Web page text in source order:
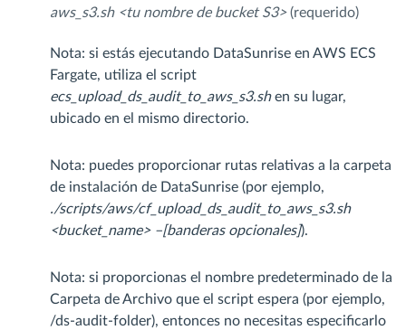
aws_s3.sh <tu nombre de bucket S3>(requerido)
Nota: si estás ejecutando DataSunrise en AWS ECS
Fargate, utiliza el script
ecs_upload_ds_audit_to_aws_s3.shen su lugar,
ubicado en el mismo directorio.
Nota: puedes proporcionar rutas relativas a la carpeta
de instalación de DataSunrise (por ejemplo,
./scripts/aws/cf_upload_ds_audit_to_aws_s3.sh
<bucket_name> –[banderas opcionales]).
Nota: si proporcionas el nombre predeterminado de la
Carpeta de Archivo que el script espera (por ejemplo,
/ds-audit-folder), entonces no necesitas especificarlo